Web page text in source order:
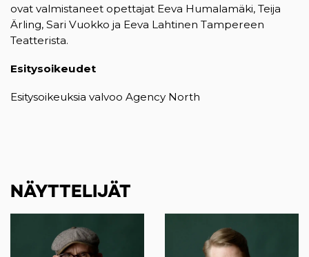
ovat valmistaneet opettajat Eeva Humalamäki, Teija
Ärling, Sari Vuokko ja Eeva Lahtinen Tampereen
Teatterista.
Esitysoikeudet
Esitysoikeuksia valvoo Agency North
NÄYTTELIJÄT